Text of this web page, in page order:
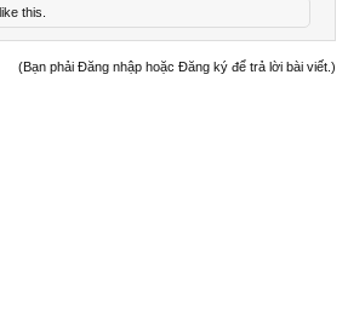
like this.
(Bạn phải Đăng nhập hoặc Đăng ký để trả lời bài viết.)